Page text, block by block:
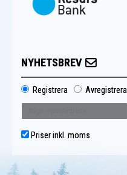
NYHETSBREV
Registrera Avregistrera
Priser inkl. moms